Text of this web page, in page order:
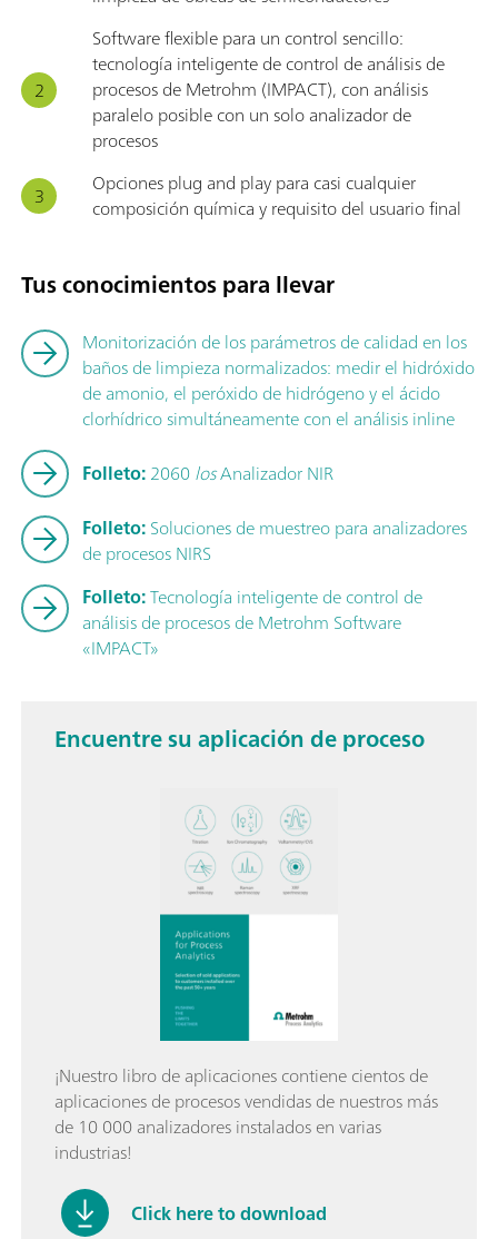
Software flexible para un control sencillo:
tecnología inteligente de control de análisis de
procesos de Metrohm (IMPACT), con análisis
paralelo posible con un solo analizador de
procesos
Opciones plug and play para casi cualquier
composición química y requisito del usuario final
Tus conocimientos para llevar
Monitorización de los parámetros de calidad en los
baños de limpieza normalizados: medir el hidróxido
de amonio, el peróxido de hidrógeno y el ácido
clorhídrico simultáneamente con el análisis inline
Folleto:2060losAnalizador NIR
Folleto:Soluciones de muestreo para analizadores
de procesos NIRS
Folleto:Tecnología inteligente de control de
análisis de procesos de Metrohm Software
«IMPACT»
Encuentre su aplicación de proceso
¡Nuestro libro de aplicaciones contiene cientos de
aplicaciones de procesos vendidas de nuestros más
de 10 000 analizadores instalados en varias
industrias!
Click here to download